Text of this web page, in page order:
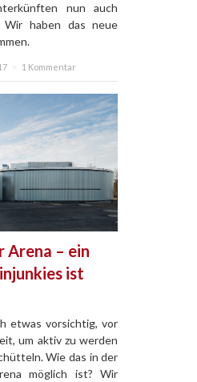
nun auch
Wir haben das neue
1 Kommentar
Arena – ein
ist
etwas vorsichtig, vor
um aktiv zu werden
Wie das in der
möglich ist? Wir